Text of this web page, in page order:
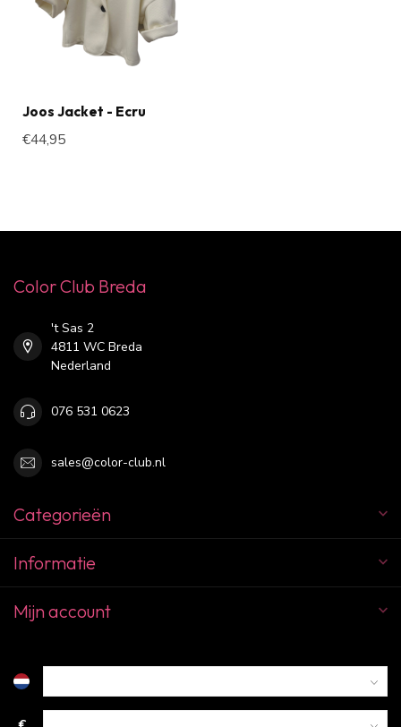
Joos Jacket - Ecru
€44,95
Color Club Breda
't Sas 2
4811 WC Breda
Nederland
076 531 0623
sales@color-club.nl
Categorieën
Informatie
Mijn account